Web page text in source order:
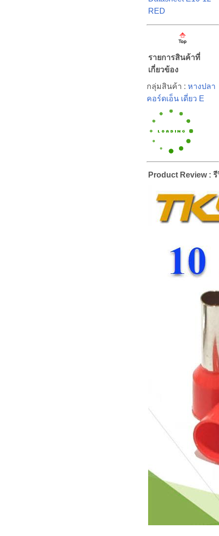
RED
รายการสินค้าที่
เกี่ยวข้อง
กลุ่มสินค้า : หางปลา
คอร์ดเอ็น เดี่ยว E
Product Review :